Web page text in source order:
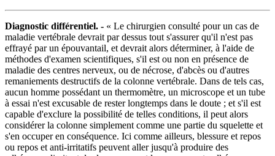
Diagnostic différentiel. - « Le chirurgien consulté pour un cas de
maladie vertébrale devrait par dessus tout s'assurer qu'il n'est pas
effrayé par un épouvantail, et devrait alors déterminer, à l'aide de
méthodes d'examen scientifiques, s'il est ou non en présence de
maladie des centres nerveux, ou de nécrose, d'abcès ou d'autres
remaniements destructifs de la colonne vertébrale. Dans de tels cas,
aucun homme possédant un thermomètre, un microscope et un tube
à essai n'est excusable de rester longtemps dans le doute ; et s'il est
capable d'exclure la possibilité de telles conditions, il peut alors
considérer la colonne simplement comme une partie du squelette et
s'en occuper en conséquence. Ici comme ailleurs, blessure et repos
ou repos et anti-irritatifs peuvent aller jusqu'à produire des